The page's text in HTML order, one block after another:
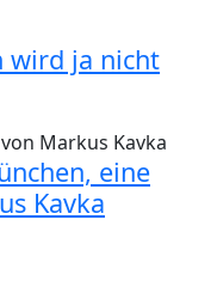
wird ja nicht
eine
Kavka